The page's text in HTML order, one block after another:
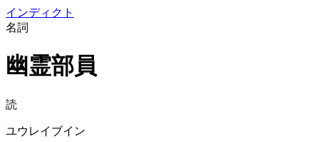
インディクト
名詞
幽霊部員
読
ユウレイブイン